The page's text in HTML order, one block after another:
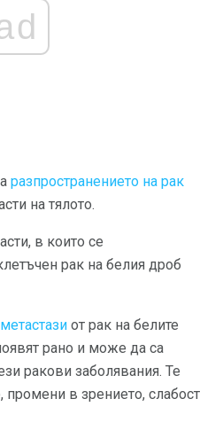
разпространението на рак
на тялото.
в които се
рак на белия дроб
от рак на белите
рано и може да са
ракови заболявания. Те
в зрението, слабост